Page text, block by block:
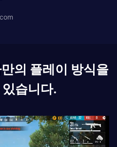
의 플레이 방식을
습니다.